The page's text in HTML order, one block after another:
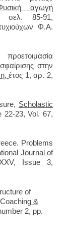
αγωγή
σελ. 85-91,
Φ.Α.
στην
έτος 1, αρ. 2,
Scholastic
22-23, Vol. 67,
Problems
Journal of
Issue 3,
of
&
2, pp.